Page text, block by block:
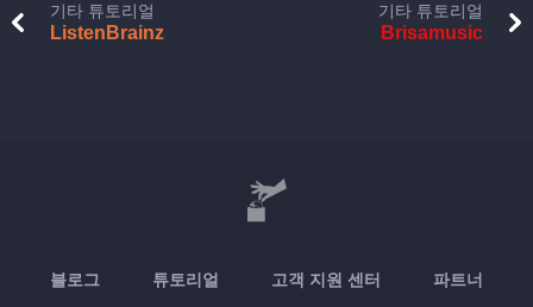
기타 튜토리얼
ListenBrainz
기타 튜토리얼
Brisamusic
블로그 튜토리얼 고객 지원 센터 파트너